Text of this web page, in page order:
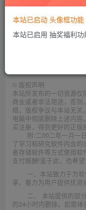
此处内容
© 版权声明
本站所发布的一切资源
商业或者非法用途，否
络，版权争议与本站无
电脑中彻底删除上述内
买注册，得到更好的正版
附:二00二年一月一
了学习和研究软件内含
者存储软件等方式使用
支付报酬!鉴于此，也希
一、本站致力于为
享，着力为用户提供优资
二、 本站提供的部
的24小时内删除。如需体
本站已启动 头像框功
本站已启用 抽奖福利